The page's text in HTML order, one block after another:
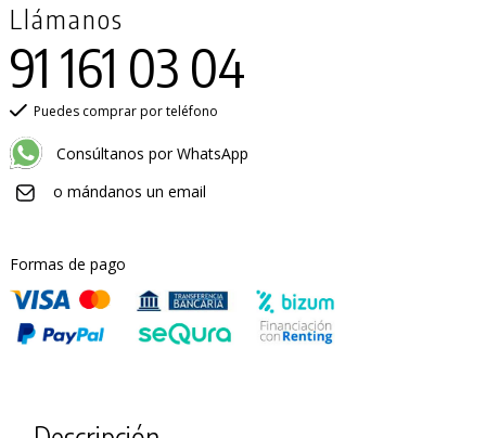
Llámanos
91 161 03 04
Puedes comprar por teléfono
Consúltanos por WhatsApp
o mándanos un email
Formas de pago